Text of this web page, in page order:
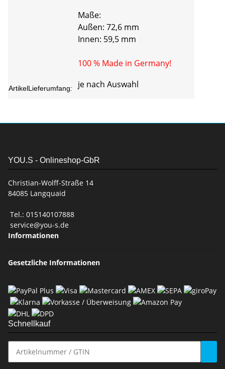
Maße:
Außen: 72,6 mm
Innen: 59,5 mm
100 % Made in Germany!
ArtikelLieferumfang: je nach Auswahl
YOU.S - Onlineshop-GbR
Christian-Wolff-Straße 14
84085 Langquaid
Tel.: 015140107888
service@you-s.de
Informationen
Gesetzliche Informationen
Schnellkauf